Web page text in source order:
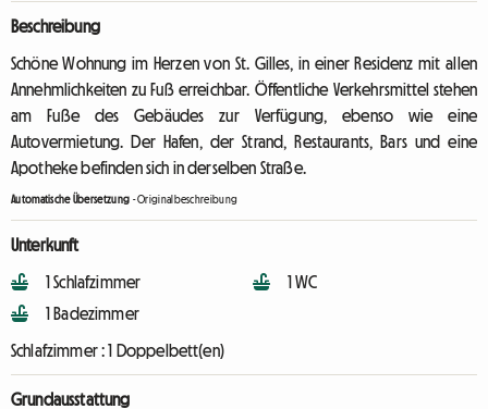
Beschreibung
Schöne Wohnung im Herzen von St. Gilles, in einer Residenz mit allen
Annehmlichkeiten zu Fuß erreichbar. Öffentliche Verkehrsmittel stehen
am Fuße des Gebäudes zur Verfügung, ebenso wie eine
Autovermietung. Der Hafen, der Strand, Restaurants, Bars und eine
Apotheke befinden sich in derselben Straße.
Automatische Übersetzung -Originalbeschreibung
Unterkunft
1 Schlafzimmer
1 Badezimmer
1 WC
Schlafzimmer :1 Doppelbett(en)
Grundausstattung